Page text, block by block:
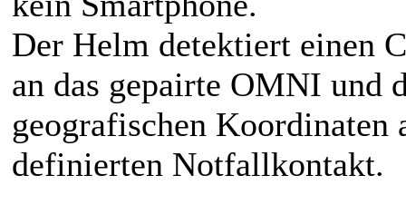
Der Helm detektiert einen
an das gepairte OMNI und
geografischen Koordinaten
definierten Notfallkontakt.